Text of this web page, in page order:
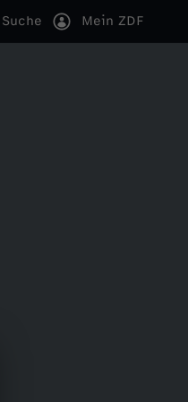
Suche Mein ZDF